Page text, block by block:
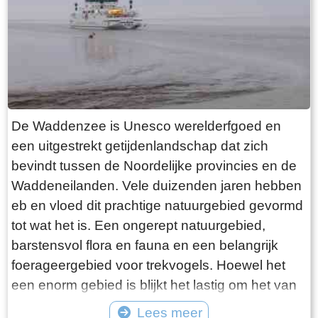
want deze is aan de binnenkant ook de moeite
waard. Er hangt een aantal historische houten
rouwborden aan de muur. In de huizen brandt
licht en de kachel. Aan de andere kant van de
terp loop je weer naar beneden, nu via voetpad
van gele klinkers. Als je daarna links aanhoudt
kom je gewoon weer uit waar je bent begonnen.
Het is moeilijk voor te stellen dat een dergelijk
terp ooit door mensenhanden is gemaakt.
Terpen hadden een belangrijke functie als
bescherming tegen overstromingen vanuit zee.
Na de aanleg van dijken werden ze, ontdaan
van hun nut, voor het grootste deel weer
afgegraven. De vruchtbare grond naar elders
verscheept. Hoe rigoureus deze vorm van
De Waddenzee is Unesco werelderfgoed en
een uitgestrekt getijdenlandschap dat zich
bevindt tussen de Noordelijke provincies en de
Waddeneilanden. Vele duizenden jaren hebben
eb en vloed dit prachtige natuurgebied gevormd
tot wat het is. Een ongerept natuurgebied,
barstensvol flora en fauna en een belangrijk
foerageergebied voor trekvogels. Hoewel het
een enorm gebied is blijkt het lastig om het van
dichtbij te zien en ervaren. Natuurlijk kun je in
Lees meer